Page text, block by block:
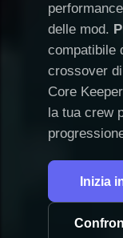
delle mod.
compatibile
crossover
Core
la tua crew
Inizia